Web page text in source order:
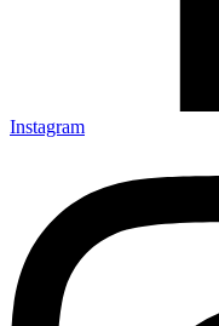
Instagram